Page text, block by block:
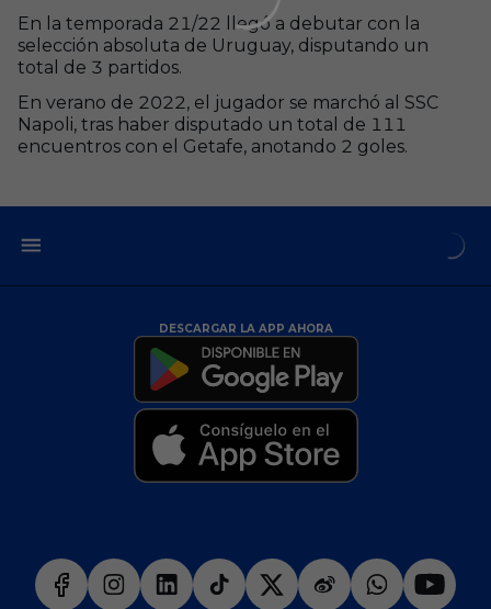
En la temporada 21/22 llegó a debutar con la
selección absoluta de Uruguay, disputando un
total de 3 partidos.
En verano de 2022, el jugador se marchó al SSC
Napoli, tras haber disputado un total de 111​
encuentros con el Getafe, anotando 2 goles.
DESCARGAR LA APP AHORA